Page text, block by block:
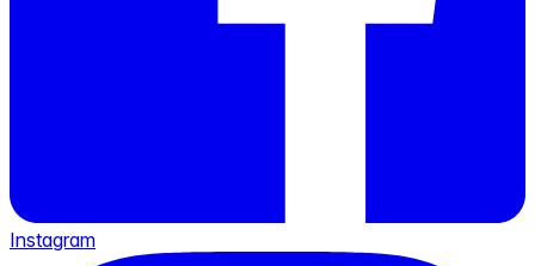
Instagram